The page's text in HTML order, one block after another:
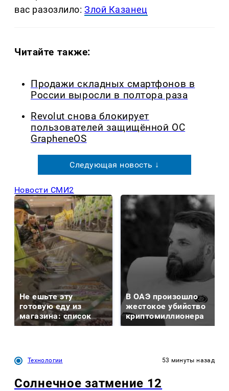
вас разозлило:Злой Казанец
Читайте также:
Продажи складных смартфонов в
России выросли в полтора раза
Revolut снова блокирует
пользователей защищённой ОС
GrapheneOS
Следующая новость ↓
Новости СМИ2
Не ешьте эту
готовую еду из
магазина: список
В ОАЭ произошло
жестокое убийство
криптомиллионера
Технологии 53 минуты назад
Солнечное затмение 12